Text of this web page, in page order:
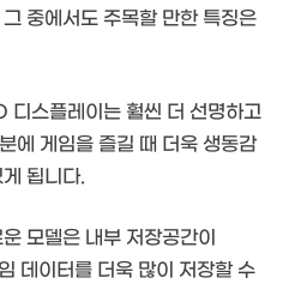
중에서도 주목할 만한 특징은
스플레이는 훨씬 더 선명하고
에 게임을 즐길 때 더욱 생동감
됩니다.
모델은 내부 저장공간이
데이터를 더욱 많이 저장할 수